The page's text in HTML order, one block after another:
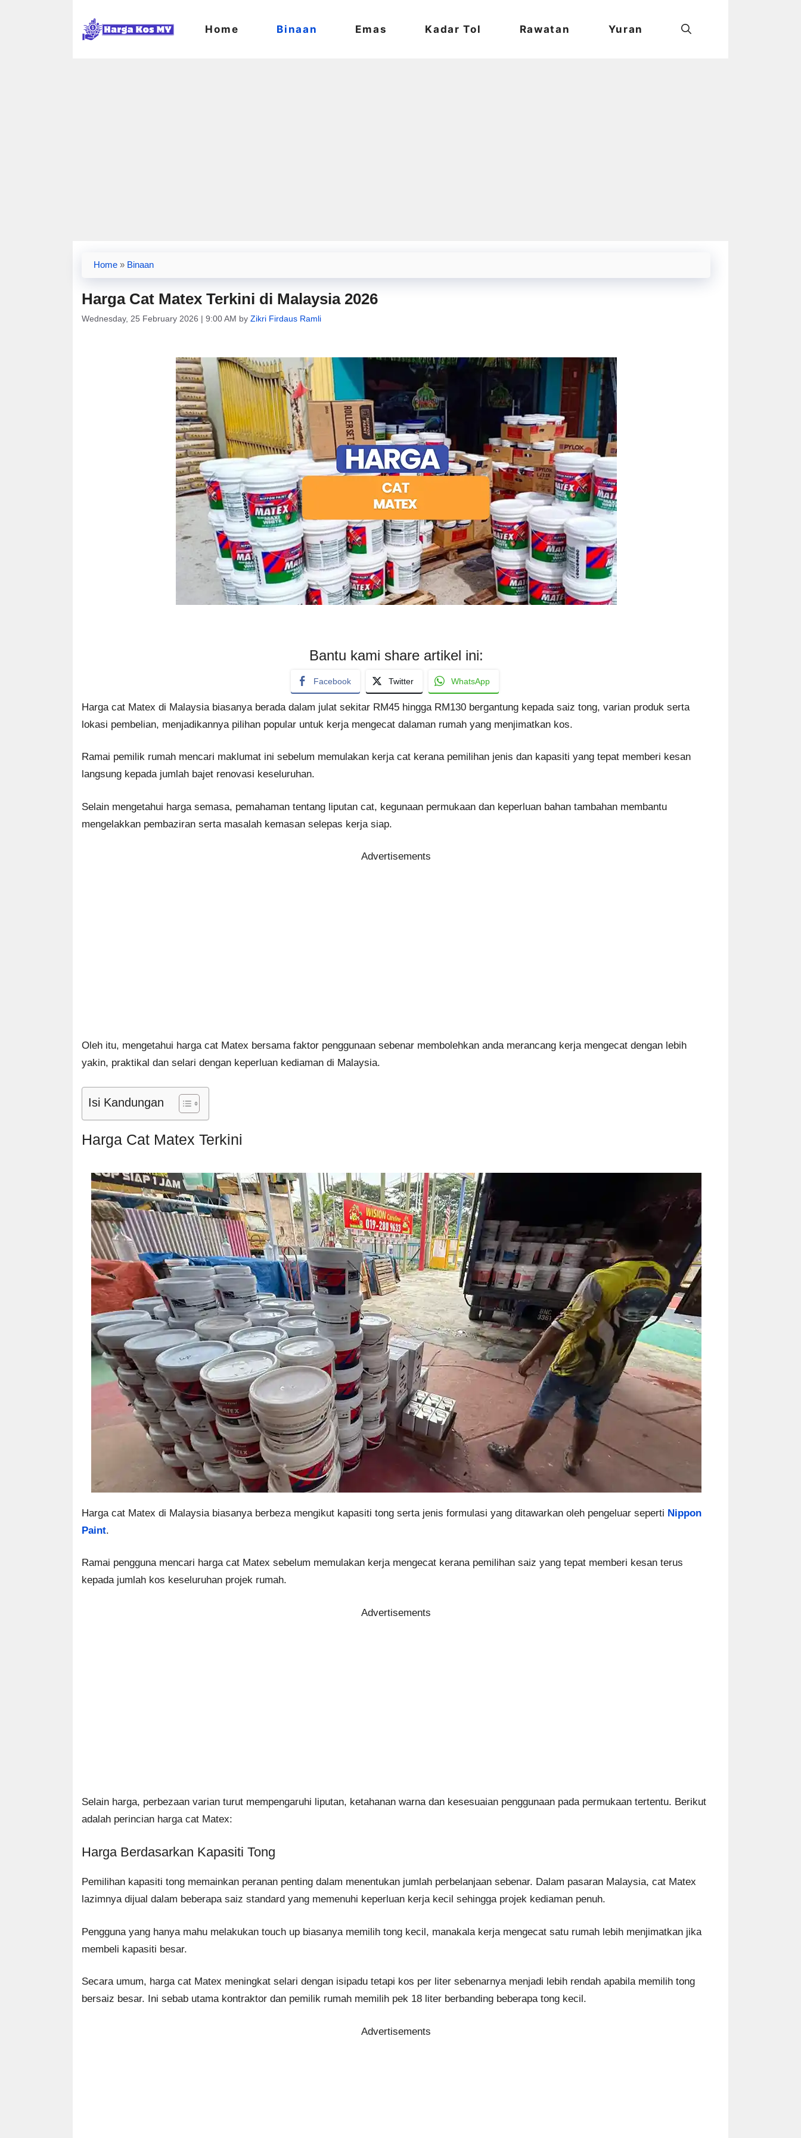
Home Binaan Emas Kadar Tol Rawatan Yuran
Home » Binaan
Harga Cat Matex Terkini di Malaysia 2026
Wednesday, 25 February 2026 | 9:00 AM by Zikri Firdaus Ramli
Bantu kami share artikel ini:
Facebook Twitter WhatsApp
Harga cat Matex di Malaysia biasanya berada dalam julat sekitar RM45 hingga RM130 bergantung kepada saiz tong, varian produk serta
lokasi pembelian, menjadikannya pilihan popular untuk kerja mengecat dalaman rumah yang menjimatkan kos.
Ramai pemilik rumah mencari maklumat ini sebelum memulakan kerja cat kerana pemilihan jenis dan kapasiti yang tepat memberi kesan
langsung kepada jumlah bajet renovasi keseluruhan.
Selain mengetahui harga semasa, pemahaman tentang liputan cat, kegunaan permukaan dan keperluan bahan tambahan membantu
mengelakkan pembaziran serta masalah kemasan selepas kerja siap.
Advertisements
Oleh itu, mengetahui harga cat Matex bersama faktor penggunaan sebenar membolehkan anda merancang kerja mengecat dengan lebih
yakin, praktikal dan selari dengan keperluan kediaman di Malaysia.
Isi Kandungan
Harga Cat Matex Terkini
Harga cat Matex di Malaysia biasanya berbeza mengikut kapasiti tong serta jenis formulasi yang ditawarkan oleh pengeluar seperti Nippon
Paint.
Ramai pengguna mencari harga cat Matex sebelum memulakan kerja mengecat kerana pemilihan saiz yang tepat memberi kesan terus
kepada jumlah kos keseluruhan projek rumah.
Advertisements
Selain harga, perbezaan varian turut mempengaruhi liputan, ketahanan warna dan kesesuaian penggunaan pada permukaan tertentu. Berikut
adalah perincian harga cat Matex:
Harga Berdasarkan Kapasiti Tong
Pemilihan kapasiti tong memainkan peranan penting dalam menentukan jumlah perbelanjaan sebenar. Dalam pasaran Malaysia, cat Matex
lazimnya dijual dalam beberapa saiz standard yang memenuhi keperluan kerja kecil sehingga projek kediaman penuh.
Pengguna yang hanya mahu melakukan touch up biasanya memilih tong kecil, manakala kerja mengecat satu rumah lebih menjimatkan jika
membeli kapasiti besar.
Secara umum, harga cat Matex meningkat selari dengan isipadu tetapi kos per liter sebenarnya menjadi lebih rendah apabila memilih tong
bersaiz besar. Ini sebab utama kontraktor dan pemilik rumah memilih pek 18 liter berbanding beberapa tong kecil.
Advertisements